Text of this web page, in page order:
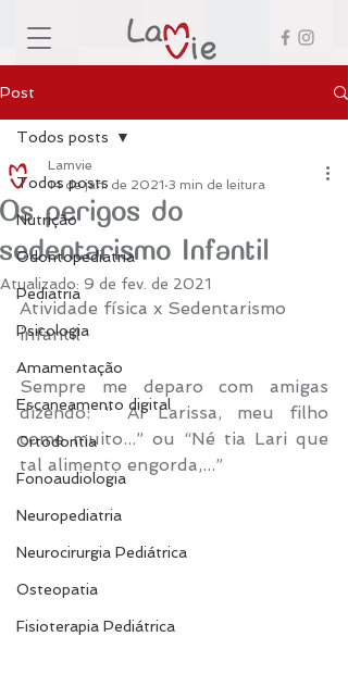
Post
Todos posts
Nutrição
Odontopediatria
Pediatria
Psicologia
Amamentação
Escaneamento digital
Ortodontia
Fonoaudiologia
Neuropediatria
Neurocirurgia Pediátrica
Osteopatia
Fisioterapia Pediátrica
Todos posts
Os perigos do
sedentarismo Infantil
Lamvie
14 de jan. de 2021 3 min de leitura
Atualizado: 9 de fev. de 2021
Atividade física x Sedentarismo
infantil
Sempre me deparo com amigas
dizendo: “ Ai Larissa, meu filho
come muito...” ou “Né tia Lari que
tal alimento engorda,...”